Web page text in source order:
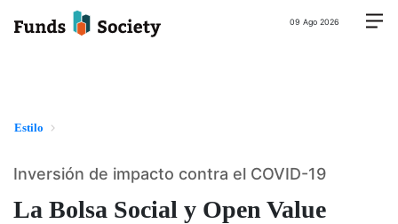
09 Ago 2026
Estilo
La Bolsa Social y Open Value
Inversión de impacto contra el COVID-19